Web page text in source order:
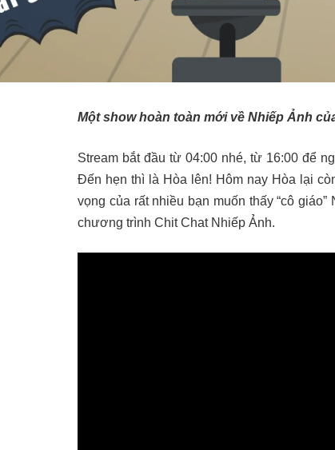
Một show hoàn toàn mới về Nhiếp Ảnh
Stream bắt đầu từ04:00 nhé, từ 16:00 để
Đến hẹn thì là Hòa lên! Hôm nay Hòa lại
vọng của rất nhiều bạn muốn thấy “cô
chương trình Chit Chat Nhiếp Ảnh.